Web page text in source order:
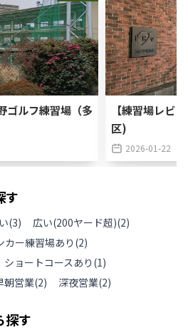
ゴルフ練習場（多
【練習場レビ
区)
2026-01-22
す
(3) 広い(200ヤード超)(2)
カー練習場あり (2)
ショートコースあり (1)
朝営業(2) 深夜営業(2)
探す